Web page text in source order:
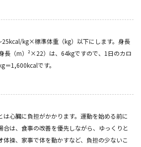
25kcal/kg×標準体重（kg）以下にします。身長
長（m）²×22）は、64kgですので、1日のカロ
1,600kcalです。
は心臓に負担がかかります。運動を始める前に
は、食事の改善を優先しながら、ゆっくりと
操、家事で体を動かすなど、負担の少ないこ